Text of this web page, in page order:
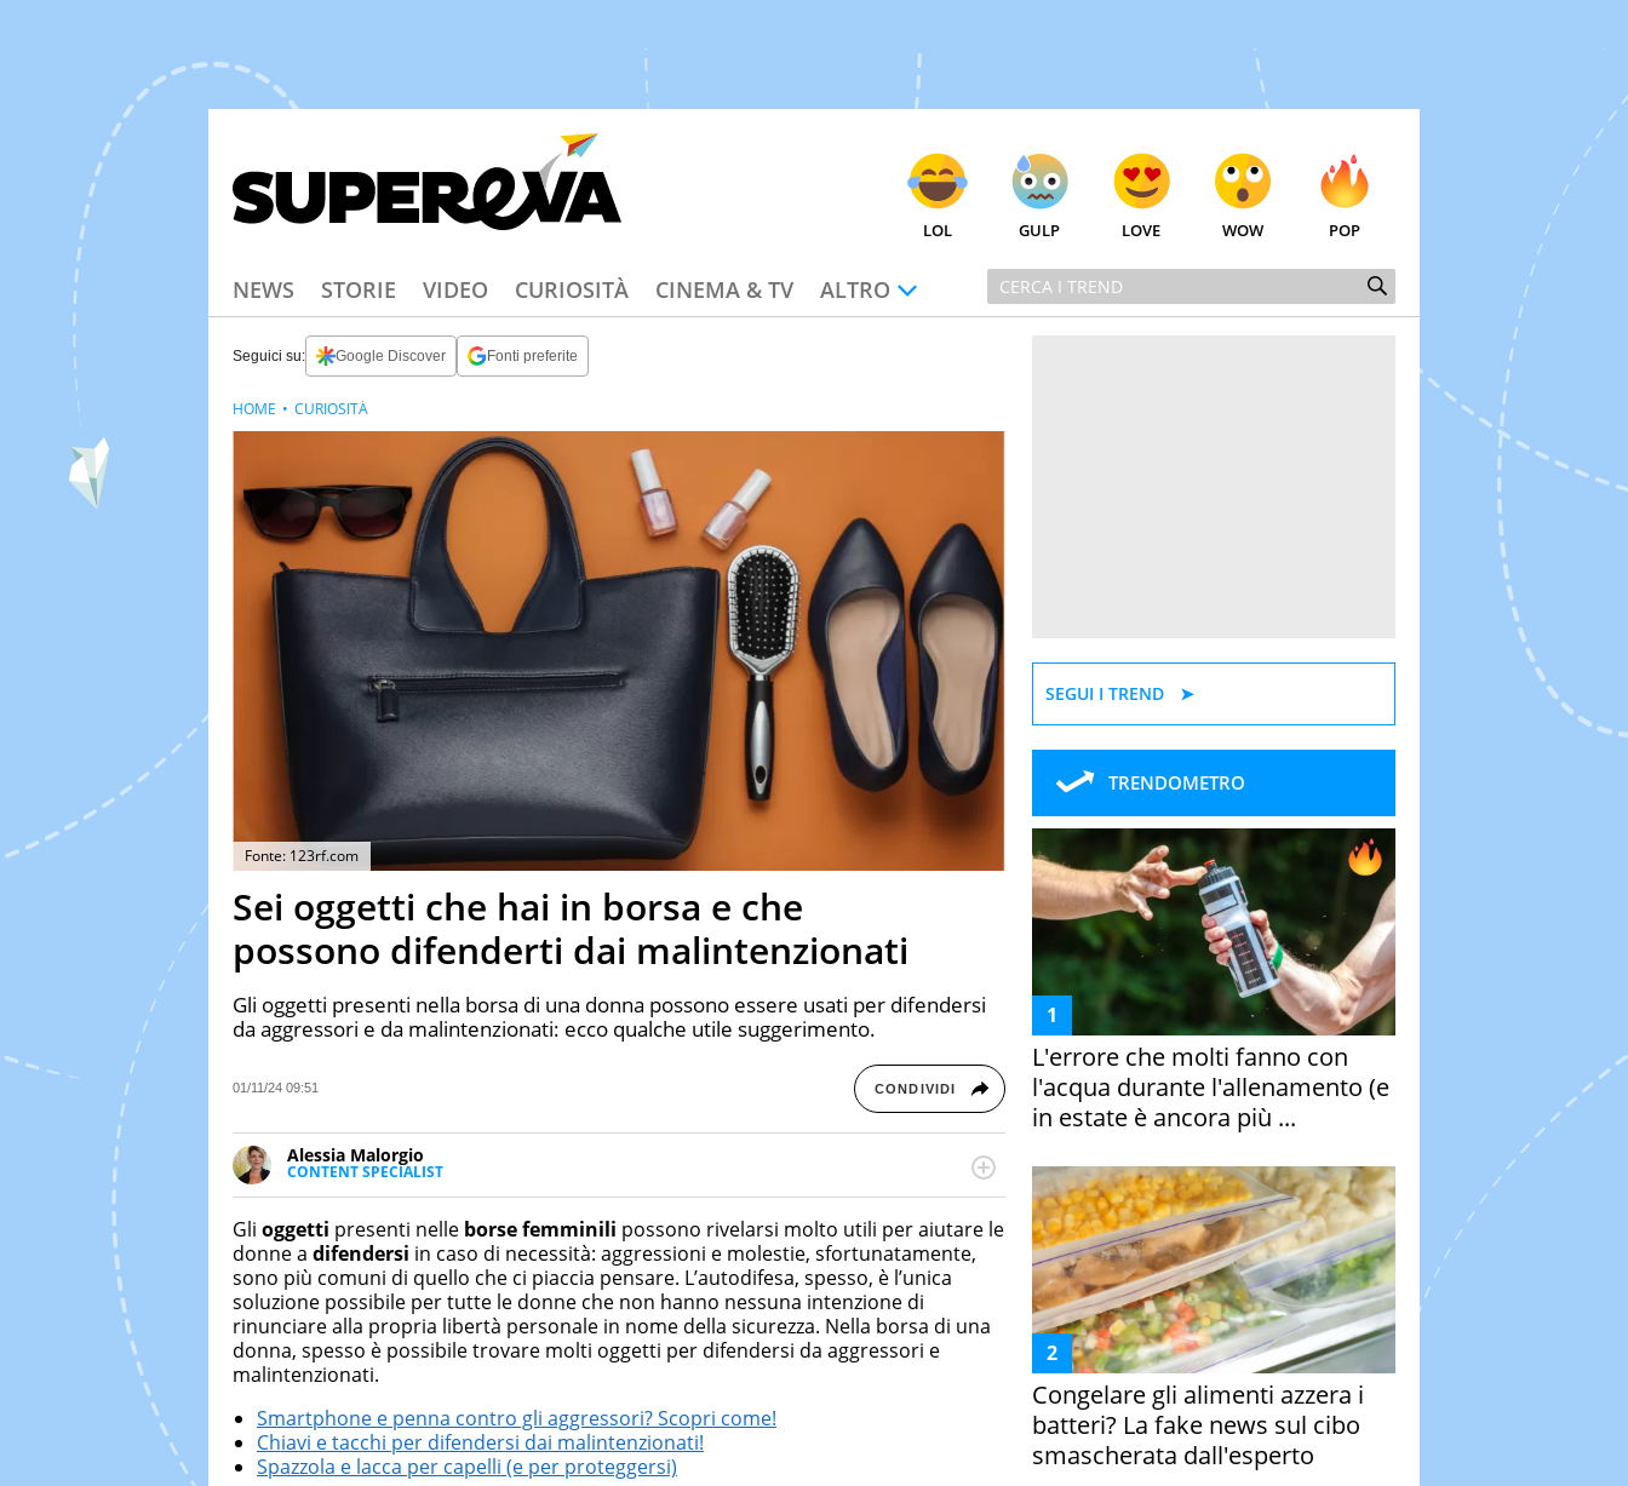
LOL GULP LOVE WOW POP
NEWS STORIE VIDEO CURIOSITÀ CINEMA & TV ALTRO
Seguici su: Google Discover Fonti preferite
Fonte: 123rf.com
Sei oggetti che hai in borsa e che
possono difenderti dai malintenzionati
Gli oggetti presenti nella borsa di una donna possono essere usati per difendersi
da aggressori e da malintenzionati: ecco qualche utile suggerimento.
01/11/24 09:51 CONDIVIDI
Alessia Malorgio
CONTENT SPECIALIST
Ha conseguito un Master in Marketing Management e Google Digital Training su
di strategie marketing attraverso canali digitali.
HOME CURIOSITÀ
Gli oggetti presenti nelle borse femminili possono rivelarsi molto utili per aiutare le
donne a difendersi in caso di necessità: aggressioni e molestie, sfortunatamente,
sono più comuni di quello che ci piaccia pensare. L’autodifesa, spesso, è l’unica
soluzione possibile per tutte le donne che non hanno nessuna intenzione di
rinunciare alla propria libertà personale in nome della sicurezza. Nella borsa di una
donna, spesso è possibile trovare molti oggetti per difendersi da aggressori e
malintenzionati.
Smartphone e penna contro gli aggressori? Scopri come!
Chiavi e tacchi per difendersi dai malintenzionati!
Spazzola e lacca per capelli (e per proteggersi)
SEGUI I TREND
TRENDOMETRO
L'errore che molti fanno con
l'acqua durante l'allenamento (e
in estate è ancora più ...
Congelare gli alimenti azzera i
batteri? La fake news sul cibo
smascherata dall'esperto